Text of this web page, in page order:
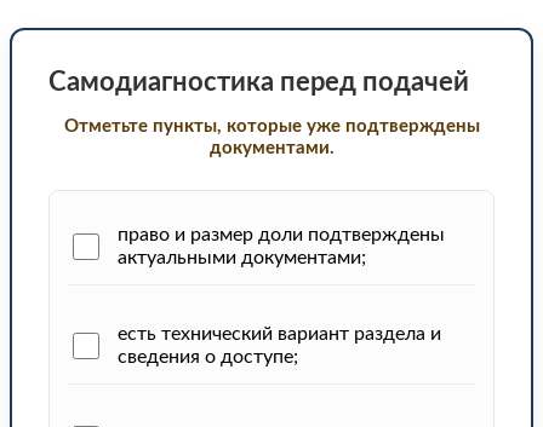
Самодиагностика перед подачей
Отметьте пункты, которые уже подтверждены
документами.
право и размер доли подтверждены
актуальными документами;
есть технический вариант раздела и
сведения о доступе;